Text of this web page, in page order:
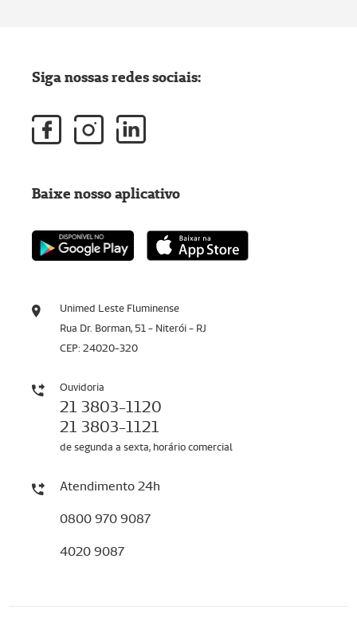
Unimed Leste Fluminense
Rua Dr. Borman, 51 - Niterói - RJ
CEP: 24020-320
Ouvidoria
21 3803-1120
21 3803-1121
de segunda a sexta, horário comercial
Atendimento 24h
0800 970 9087
4020 9087
Siga nossas redes sociais:
Baixe nosso aplicativo